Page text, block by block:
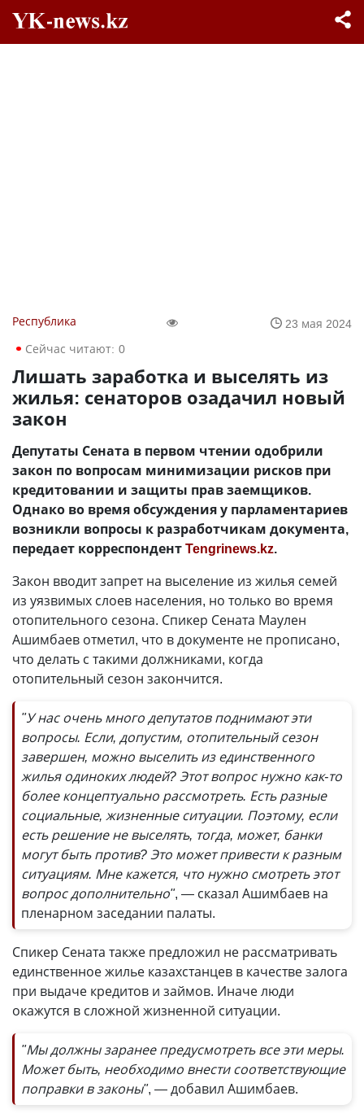
Республика
23 мая 2024
Сейчас читают: 0
Лишать заработка и выселять из
жилья: сенаторов озадачил новый
закон
Депутаты Сената в первом чтении одобрили
закон по вопросам минимизации рисков при
кредитовании и защиты прав заемщиков.
Однако во время обсуждения у парламентариев
возникли вопросы к разработчикам документа,
передает корреспондентTengrinews.kz.
Закон вводит запрет на выселение из жилья семей
из уязвимых слоев населения, но только во время
отопительного сезона. Спикер Сената Маулен
Ашимбаев отметил, что в документе не прописано,
что делать с такими должниками, когда
отопительный сезон закончится.
"У нас очень много депутатов поднимают эти
вопросы. Если, допустим, отопительный сезон
завершен, можно выселить из единственного
жилья одиноких людей? Этот вопрос нужно как-то
более концептуально рассмотреть. Есть разные
социальные, жизненные ситуации. Поэтому, если
есть решение не выселять, тогда, может, банки
могут быть против? Это может привести к разным
ситуациям. Мне кажется, что нужно смотреть этот
вопрос дополнительно", — сказал Ашимбаев на
пленарном заседании палаты.
Спикер Сената также предложил не рассматривать
единственное жилье казахстанцев в качестве залога
при выдаче кредитов и займов. Иначе люди
окажутся в сложной жизненной ситуации.
"Мы должны заранее предусмотреть все эти меры.
Может быть, необходимо внести соответствующие
поправки в законы", — добавил Ашимбаев.